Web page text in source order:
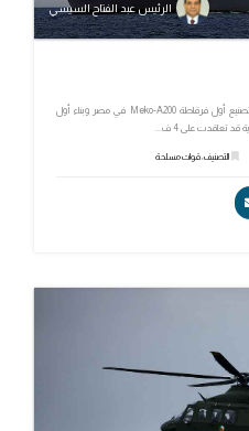
الرئيس عبد الفتاح السيسي
أعلنت ترسانة الاسكندرية اليوم البدء في تصنيع أول فرقاطة Meko-A200 في مصر وبناء أول
قد تعاقدت على 4 ف...
التصنيف: قوات مسلحة